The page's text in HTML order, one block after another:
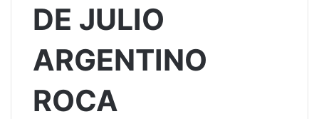
DE JULIO
ARGENTINO
ROCA